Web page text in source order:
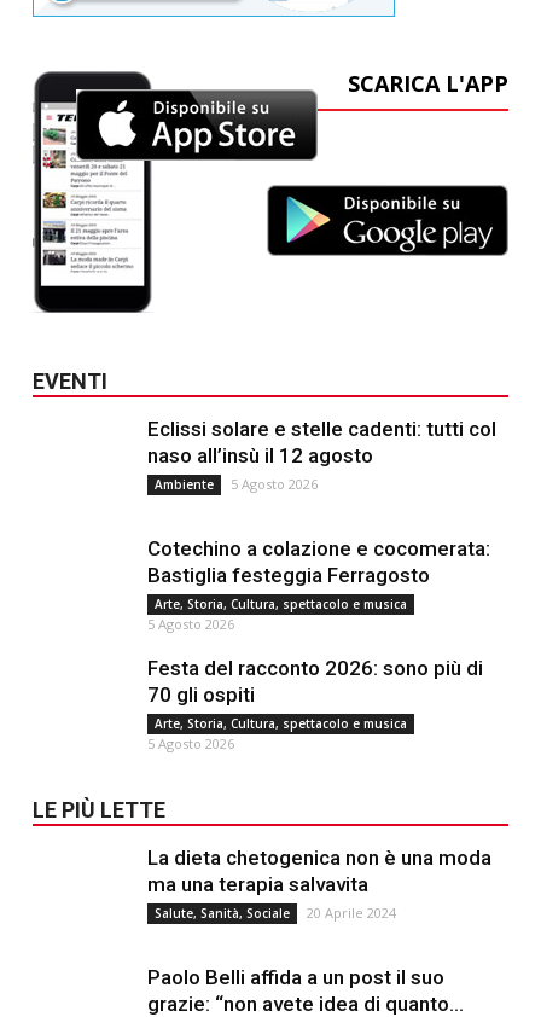
SCARICA L'APP
EVENTI
Eclissi solare e stelle cadenti: tutti col
naso all’insù il 12 agosto
Ambiente 5 Agosto 2026
Cotechino a colazione e cocomerata:
Bastiglia festeggia Ferragosto
Arte, Storia, Cultura, spettacolo e musica
5 Agosto 2026
Festa del racconto 2026: sono più di
70 gli ospiti
Arte, Storia, Cultura, spettacolo e musica
5 Agosto 2026
LE PIÙ LETTE
La dieta chetogenica non è una moda
ma una terapia salvavita
Salute, Sanità, Sociale 20 Aprile 2024
Paolo Belli affida a un post il suo
grazie: “non avete idea di quanto...